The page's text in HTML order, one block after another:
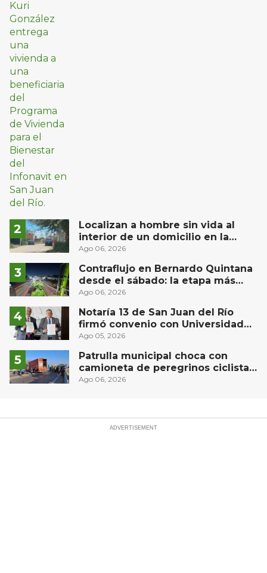
Localizan a hombre sin vida al
interior de un domicilio en la
comunidad El Rodeo, San Juan del
Ago 06, 2026
Contraflujo en Bernardo Quintana
desde el sábado: la etapa más
compleja del operativo vial
Ago 06, 2026
Notaría 13 de San Juan del Río
firmó convenio con Universidad
Privada del Bajío para recibir
Ago 05, 2026
Patrulla municipal choca con
camioneta de peregrinos ciclistas
en la autopista México-Querétaro
Ago 06, 2026